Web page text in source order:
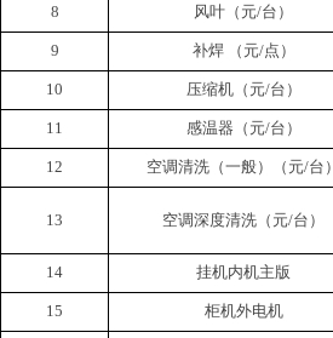
8 风叶（元/台）
9 补焊 （元/点）
10 压缩机（元/台）
11 感温器（元/台）
12 空调清洗（一般）（元/台）
13 空调深度清洗（元/台）
14 挂机内机主版
15 柜机外电机